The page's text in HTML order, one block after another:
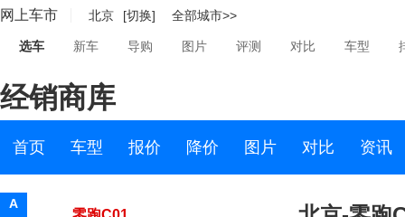
网上车市 北京 [切换] 全部城市>>
选车 新车 导购 图片 评测 对比 车型
经销商库
首页 车型 报价 降价 图片 对比 资讯
A
零跑S01
零跑C11
零跑T03